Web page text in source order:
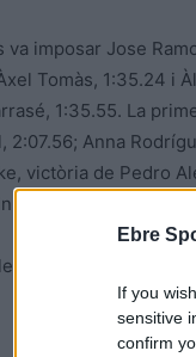
Ebre
If you
sensitive
confirm
va imposar Jose
Tomàs, 1:35.24 i
1:35.55. La
Anna
victòria de Pedro
1:21.08.
BTT Terres de